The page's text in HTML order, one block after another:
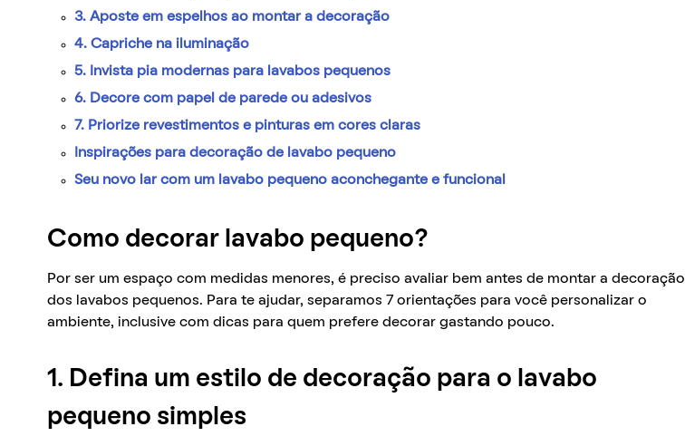
3. Aposte em espelhos ao montar a decoração
4. Capriche na iluminação
5. Invista pia modernas para lavabos pequenos
6. Decore com papel de parede ou adesivos
7. Priorize revestimentos e pinturas em cores claras
Inspirações para decoração de lavabo pequeno
Seu novo lar com um lavabo pequeno aconchegante e funcional
Como decorar lavabo pequeno?
Por ser um espaço com medidas menores, é preciso avaliar bem antes de montar a decoração
dos lavabos pequenos. Para te ajudar, separamos 7 orientações para você personalizar o
ambiente, inclusive com dicas para quem prefere decorar gastando pouco.
1. Defina um estilo de decoração para o lavabo
pequeno simples